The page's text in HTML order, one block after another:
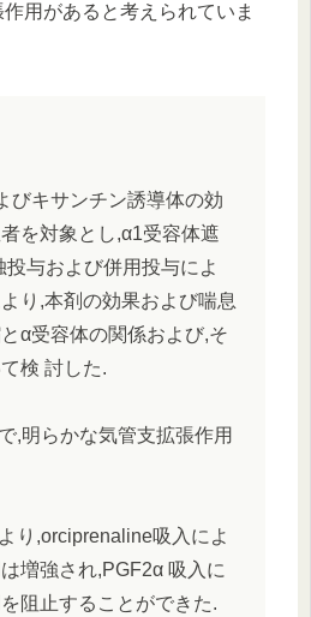
用があると考えられていま
びキサンチン誘導体の効
を対象とし,α1受容体遮
投与および併用投与によ
り,本剤の効果および喘息
α受容体の関係および,そ
検 討した.
,明らかな気管支拡張作用
り,orciprenaline吸入によ
増強され,PGF2α 吸入に
阻止することができた.